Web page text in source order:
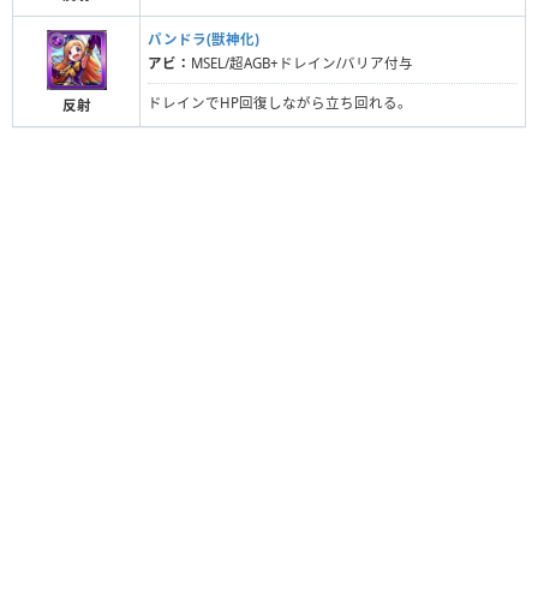
反射
パンドラ(獣神化)
アビ： MSEL/超AGB+ドレイン/バリア付与
ドレインでHP回復しながら立ち回れる。